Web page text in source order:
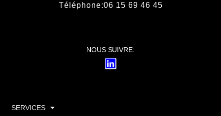
Téléphone:06 15 69 46 45
NOUS SUIVRE:
SERVICES